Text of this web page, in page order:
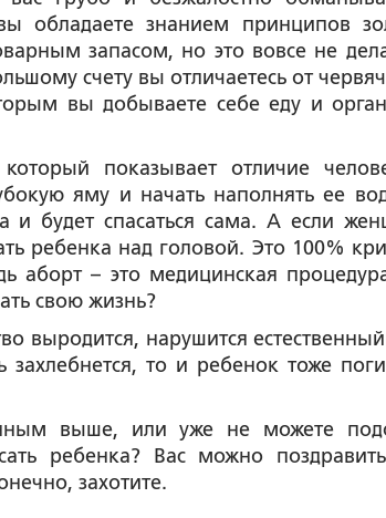
знанием принципов
запасом, но это вовсе не
счету вы отличаетесь от
вы добываете себе еду и
показывает отличие
яму и начать наполнять ее
и будет спасаться сама. А если
ребенка над головой. Это 100%
аборт – это медицинская
свою жизнь?
выродится, нарушится
то и ребенок тоже
выше, или уже не можете
ребенка? Вас можно
захотите.